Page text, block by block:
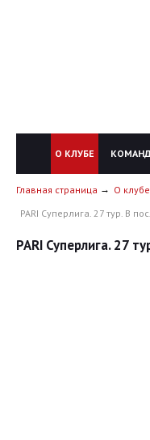
О КЛУБЕ
Главная страница О клубе
PARI Суперлига. 27 тур. В
PARI Суперлига. 27